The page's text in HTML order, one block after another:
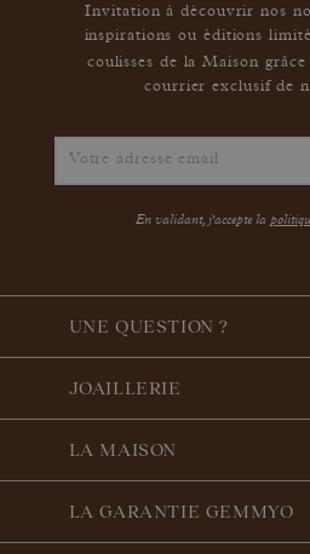
Invitation à découvrir nos
inspirations ou éditions
coulisses de la Maison grâce
courrier exclusif de
En validant, j'accepte la
UNE QUESTION ?
JOAILLERIE
LA MAISON
LA GARANTIE GEMMYO